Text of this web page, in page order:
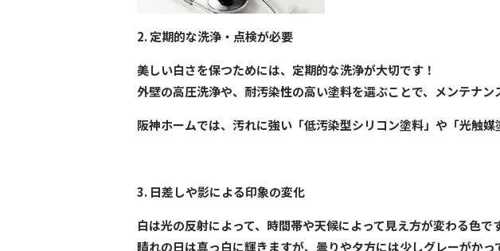
2. 定期的な洗浄・点検が必要
美しい白さを保つためには、定期的な洗浄が大切です！
外壁の高圧洗浄や、耐汚染性の高い塗料を選ぶことで、メンテナン
阪神ホームでは、汚れに強い「低汚染型シリコン塗料」や「光触
3. 日差しや影による印象の変化
白は光の反射によって、時間帯や天候によって見え方が変わる色で
晴れの日は真っ白に輝きますが、曇りや夕方には少しグレーがか